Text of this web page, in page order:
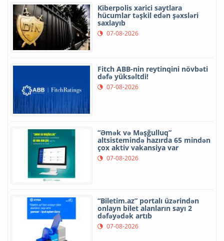
Kiberpolis xarici saytlara
hücumlar təşkil edən şəxsləri
saxlayıb
07-08-2026
Fitch ABB-nin reytinqini növbəti
dəfə yüksəltdi!
07-08-2026
“Əmək və Məşğulluq”
altsistemində hazırda 65 mindən
çox aktiv vakansiya var
07-08-2026
“Biletim.az” portalı üzərindən
onlayn bilet alanların sayı 2
dəfəyədək artıb
07-08-2026